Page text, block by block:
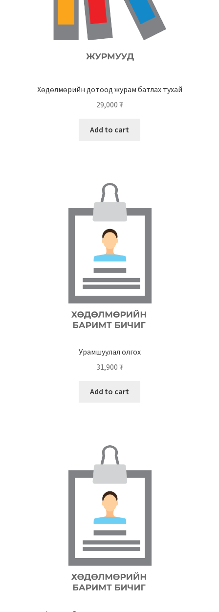
Хөдөлмөрийн дотоод журам батлах тухай
29,000 ₮
Add to cart
Урамшуулал олгох
31,900 ₮
Add to cart